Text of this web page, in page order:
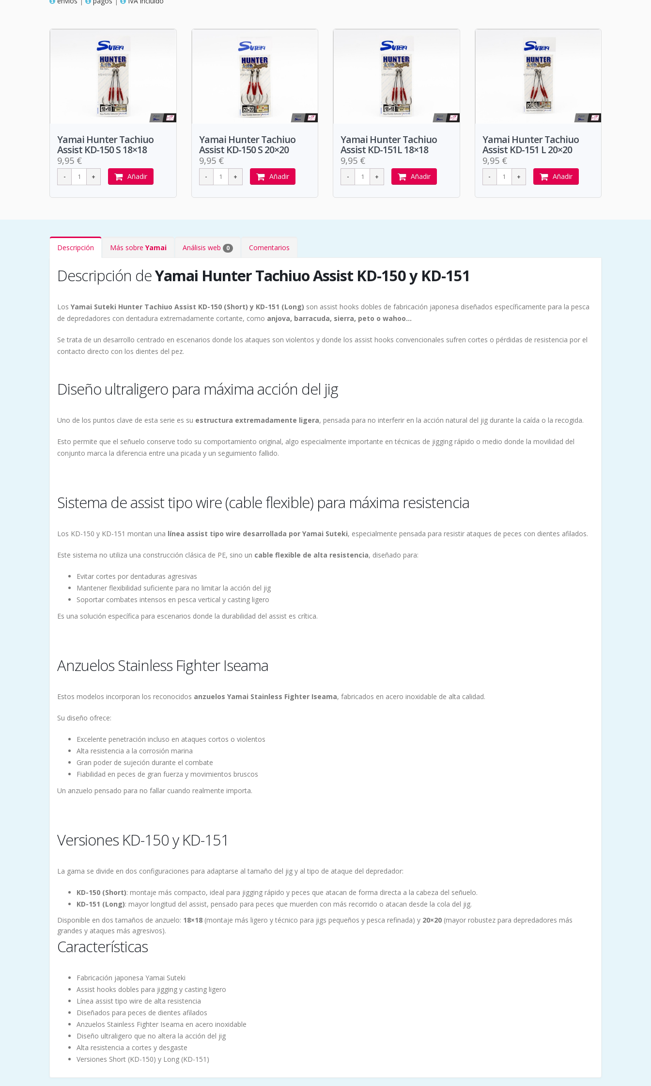
Yamai Hunter Tachiuo
Assist KD-150 S 18×18
9,95 €
Añadir
Yamai Hunter Tachiuo
Assist KD-150 S 20×20
9,95 €
Añadir
Yamai Hunter Tachiuo
Assist KD-151L 18×18
9,95 €
Añadir
Yamai Hunter Tachiuo
Assist KD-151 L 20×20
9,95 €
Añadir
Descripción Más sobre Yamai Análisis web 0 Comentarios
Descripción deYamai Hunter Tachiuo Assist KD-150 y KD-151
Los Yamai Suteki Hunter Tachiuo Assist KD-150 (Short) y KD-151 (Long) son assist hooks dobles de fabricación japonesa diseñados específicamente para la pesca
de depredadores con dentadura extremadamente cortante, como anjova, barracuda, sierra, peto o wahoo...
Se trata de un desarrollo centrado en escenarios donde los ataques son violentos y donde los assist hooks convencionales sufren cortes o pérdidas de resistencia por el
contacto directo con los dientes del pez.
Diseño ultraligero para máxima acción del jig
Uno de los puntos clave de esta serie es su estructura extremadamente ligera, pensada para no interferir en la acción natural del jig durante la caída o la recogida.
Esto permite que el señuelo conserve todo su comportamiento original, algo especialmente importante en técnicas de jigging rápido o medio donde la movilidad del
conjunto marca la diferencia entre una picada y un seguimiento fallido.
Sistema de assist tipo wire (cable flexible) para máxima resistencia
Los KD-150 y KD-151 montan una línea assist tipo wire desarrollada por Yamai Suteki, especialmente pensada para resistir ataques de peces con dientes afilados.
Este sistema no utiliza una construcción clásica de PE, sino un cable flexible de alta resistencia, diseñado para:
Evitar cortes por dentaduras agresivas
Mantener flexibilidad suficiente para no limitar la acción del jig
Soportar combates intensos en pesca vertical y casting ligero
Es una solución específica para escenarios donde la durabilidad del assist es crítica.
Anzuelos Stainless Fighter Iseama
Estos modelos incorporan los reconocidos anzuelos Yamai Stainless Fighter Iseama, fabricados en acero inoxidable de alta calidad.
Su diseño ofrece:
Excelente penetración incluso en ataques cortos o violentos
Alta resistencia a la corrosión marina
Gran poder de sujeción durante el combate
Fiabilidad en peces de gran fuerza y movimientos bruscos
Un anzuelo pensado para no fallar cuando realmente importa.
Versiones KD-150 y KD-151
La gama se divide en dos configuraciones para adaptarse al tamaño del jig y al tipo de ataque del depredador:
KD-150 (Short): montaje más compacto, ideal para jigging rápido y peces que atacan de forma directa a la cabeza del señuelo.
KD-151 (Long): mayor longitud del assist, pensado para peces que muerden con más recorrido o atacan desde la cola del jig.
Disponible en dos tamaños de anzuelo: 18×18 (montaje más ligero y técnico para jigs pequeños y pesca refinada) y 20×20 (mayor robustez para depredadores más
grandes y ataques más agresivos).
Características
Fabricación japonesa Yamai Suteki
Assist hooks dobles para jigging y casting ligero
Línea assist tipo wire de alta resistencia
Diseñados para peces de dientes afilados
Anzuelos Stainless Fighter Iseama en acero inoxidable
Diseño ultraligero que no altera la acción del jig
Alta resistencia a cortes y desgaste
Versiones Short (KD-150) y Long (KD-151)